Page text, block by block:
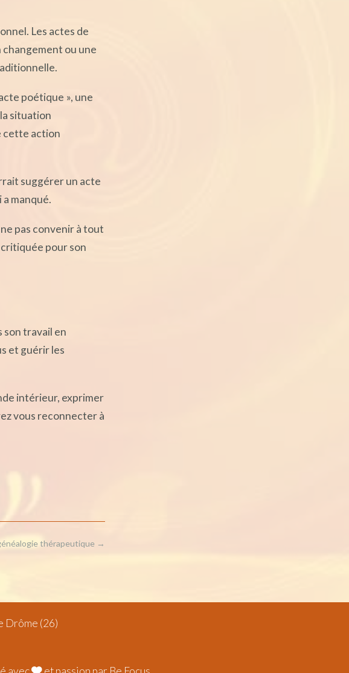
Les actes de
ou une
poétique », une
situation
cette action
suggérer un acte
manqué.
pas convenir à tout
pour son
son travail en
et guérir les
intérieur, exprimer
vous reconnecter à
thérapeutique →
Drôme (26)